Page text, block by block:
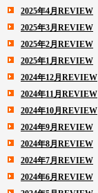
2025年4月REVIEW
2025年3月REVIEW
2025年2月REVIEW
2025年1月REVIEW
2024年12月REVIEW
2024年11月REVIEW
2024年10月REVIEW
2024年9月REVIEW
2024年8月REVIEW
2024年7月REVIEW
2024年6月REVIEW